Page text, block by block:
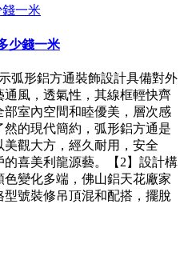
少錢一米
弧形鋁方通裝飾設計具備對外
風，透氣性，其線框輕快齊
室內空間和睦優美，層次感
的現代簡約，弧形鋁方通是
觀大方，經久耐用，安全
喜美利龍源藝。【2】設計構
變化多端，佛山鋁天花廠家
號裝修吊頂混和配搭，擺脫